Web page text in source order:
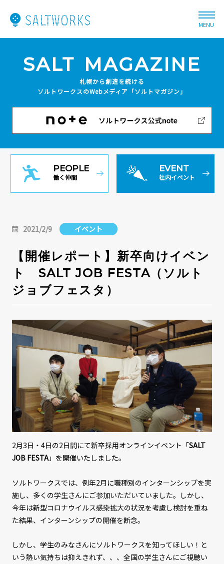
SALT MAGAZINE
札幌から創造を続ける
ソルトワークスのWebメディア 「ソルトマガジン」
PEOPLE
働く仲間
EVENT
社内イベント
2021/2/9 イベント
【開催レポート】新卒向けイベン
ト SALT JOB FESTA（ソルト
ジョブフェスタ）
2月3日・4日の2日間にて新卒採用オンラインイベント「SALT
JOB FESTA」を開催いたしました。
ソルトワークスでは、例年2月に職種別のインターンシップを実
施し、多くの学生さんにご参加いただいていました。しかし、
今年は新型コロナウイルス感染拡大の状況を考慮し検討を重ね
た結果、インターンシップの開催を断念。
しかし、学生のみなさんにソルトワークスを知ってほしい！と
いう熱い気持ちは抑えきれず、、、全国の学生さんにご視聴い
MENU